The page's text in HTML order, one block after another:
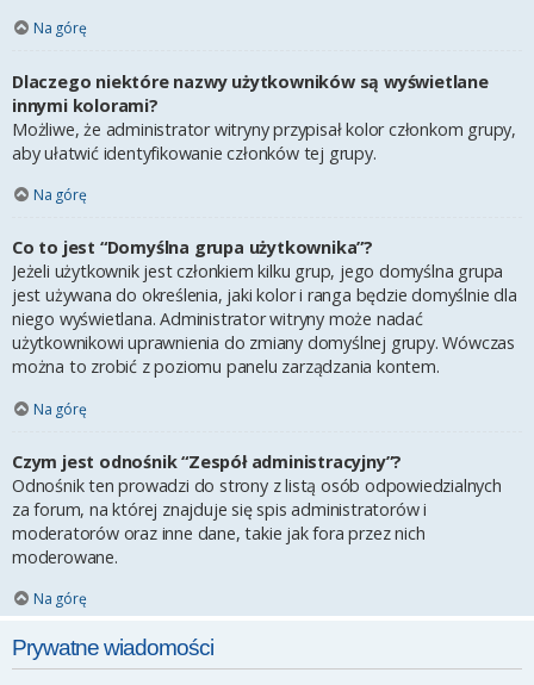
Na górę
Dlaczego niektóre nazwy użytkowników są wyświetlane
innymi kolorami?
Możliwe, że administrator witryny przypisał kolor członkom grupy,
aby ułatwić identyfikowanie członków tej grupy.
Na górę
Co to jest “Domyślna grupa użytkownika”?
Jeżeli użytkownik jest członkiem kilku grup, jego domyślna grupa
jest używana do określenia, jaki kolor i ranga będzie domyślnie dla
niego wyświetlana. Administrator witryny może nadać
użytkownikowi uprawnienia do zmiany domyślnej grupy. Wówczas
można to zrobić z poziomu panelu zarządzania kontem.
Na górę
Czym jest odnośnik “Zespół administracyjny”?
Odnośnik ten prowadzi do strony z listą osób odpowiedzialnych
za forum, na której znajduje się spis administratorów i
moderatorów oraz inne dane, takie jak fora przez nich
moderowane.
Na górę
Prywatne wiadomości